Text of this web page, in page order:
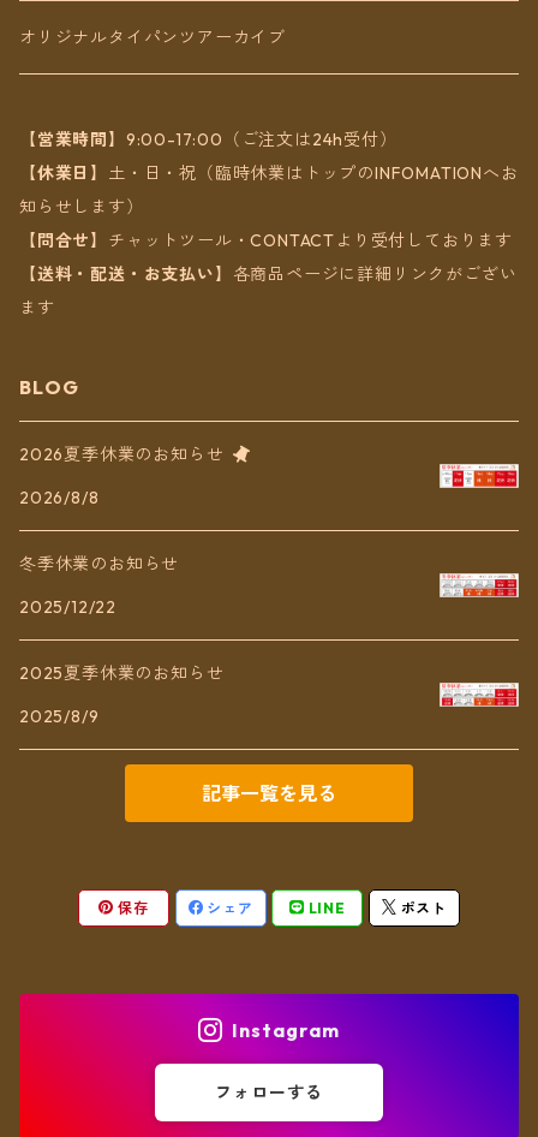
アンクレット
オリジナルタイパンツアーカイブ
【営業時間】 9:00-17:00（ご注文は24h受付）
【休業日】 土・日・祝（臨時休業はトップのINFOMATIONへお
知らせします）
【問合せ】 チャットツール・CONTACTより受付しております
【送料・配送・お支払い】 各商品ページに詳細リンクがござい
ます
BLOG
2026夏季休業のお知らせ
2026/8/8
冬季休業のお知らせ
2025/12/22
2025夏季休業のお知らせ
2025/8/9
記事一覧を見る
保存 シェア LINE ポスト
Instagram
フォローする